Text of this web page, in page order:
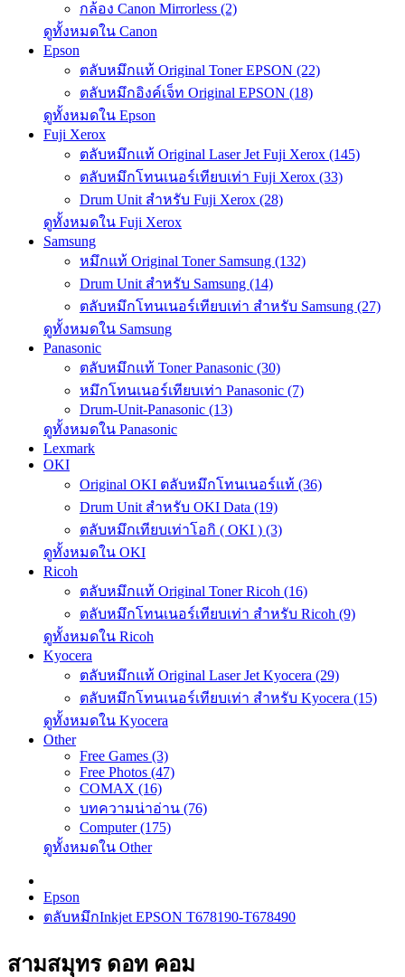
กล้อง Canon Mirrorless (2)
ดูทั้งหมดใน Canon
Epson
ตลับหมึกแท้ Original Toner EPSON (22)
ตลับหมึกอิงค์เจ็ท Original EPSON (18)
ดูทั้งหมดใน Epson
Fuji Xerox
ตลับหมึกแท้ Original Laser Jet Fuji Xerox (145)
ตลับหมึกโทนเนอร์เทียบเท่า Fuji Xerox (33)
Drum Unit สำหรับ Fuji Xerox (28)
ดูทั้งหมดใน Fuji Xerox
Samsung
หมึกแท้ Original Toner Samsung (132)
Drum Unit สำหรับ Samsung (14)
ตลับหมึกโทนเนอร์เทียบเท่า สำหรับ Samsung (27)
ดูทั้งหมดใน Samsung
Panasonic
ตลับหมึกแท้ Toner Panasonic (30)
หมึกโทนเนอร์เทียบเท่า Panasonic (7)
Drum-Unit-Panasonic (13)
ดูทั้งหมดใน Panasonic
Lexmark
OKI
Original OKI ตลับหมึกโทนเนอร์แท้ (36)
Drum Unit สำหรับ OKI Data (19)
ตลับหมึกเทียบเท่าโอกิ ( OKI ) (3)
ดูทั้งหมดใน OKI
Ricoh
ตลับหมึกแท้ Original Toner Ricoh (16)
ตลับหมึกโทนเนอร์เทียบเท่า สำหรับ Ricoh (9)
ดูทั้งหมดใน Ricoh
Kyocera
ตลับหมึกแท้ Original Laser Jet Kyocera (29)
ตลับหมึกโทนเนอร์เทียบเท่า สำหรับ Kyocera (15)
ดูทั้งหมดใน Kyocera
Other
Free Games (3)
Free Photos (47)
COMAX (16)
บทความน่าอ่าน (76)
Computer (175)
ดูทั้งหมดใน Other
Epson
ตลับหมึกInkjet EPSON T678190-T678490
สามสมุทร ดอท คอม